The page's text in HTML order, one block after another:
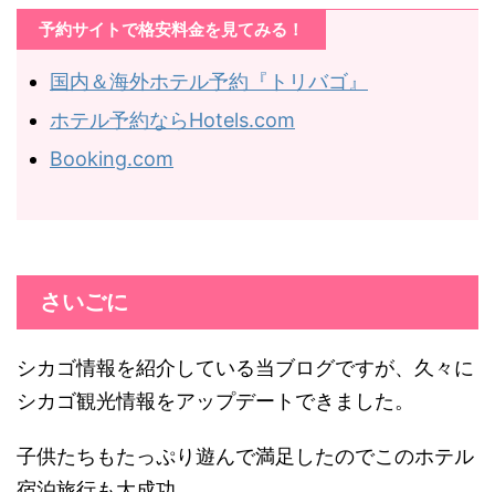
予約サイトで格安料金を見てみる！
国内＆海外ホテル予約『トリバゴ』
ホテル予約ならHotels.com
Booking.com
さいごに
シカゴ情報を紹介している当ブログですが、久々に
シカゴ観光情報をアップデートできました。
子供たちもたっぷり遊んで満足したのでこのホテル